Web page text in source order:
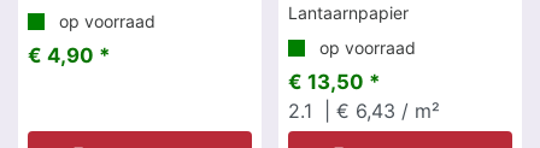
op voorraad
€ 4,90 *
Lantaarnpapier
op voorraad
€ 13,50 *
2.1
| € 6,43 / m²